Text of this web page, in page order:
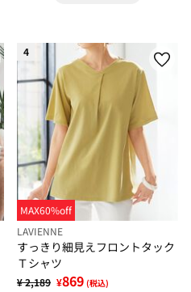
4
MAX60%off
LAVIENNE
すっきり細見えフロントタック
Ｔシャツ
¥ 2,189 ¥869 (税込)